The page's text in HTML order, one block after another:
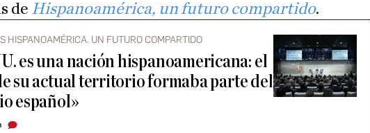
de Hispanoamérica, un futuro compartido.
HISPANOAMÉRICA. UN FUTURO COMPARTIDO
es una nación hispanoamericana: el
su actual territorio formaba parte del
español»